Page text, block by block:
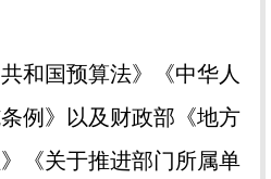
国预算法》《中华人
例》以及财政部《地方
《关于推进部门所属单